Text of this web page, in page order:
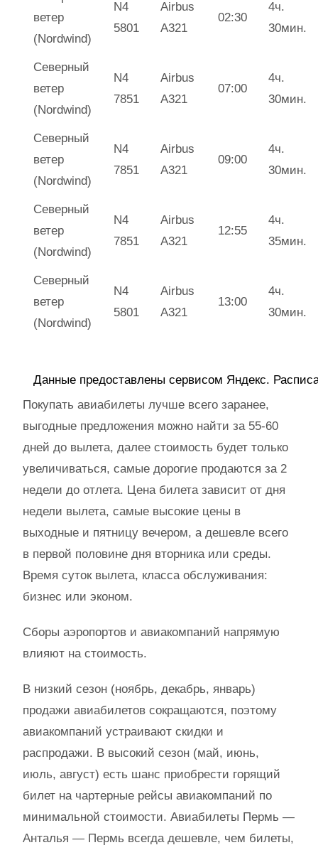
ветер
(Nordwind)
N4
5801
Airbus
А321
02:30
4ч.
30мин.
Северный
ветер
(Nordwind)
N4
7851
Airbus
А321
07:00
4ч.
30мин.
Северный
ветер
(Nordwind)
N4
7851
Airbus
А321
09:00
4ч.
30мин.
Северный
ветер
(Nordwind)
N4
7851
Airbus
А321
12:55
4ч.
35мин.
Северный
ветер
(Nordwind)
N4
5801
Airbus
А321
13:00
4ч.
30мин.
Данные предоставлены сервисом Яндекс.
Покупать авиабилеты лучше всего заранее,
выгодные предложения можно найти за 55-60
дней до вылета, далее стоимость будет только
увеличиваться, самые дорогие продаются за 2
недели до отлета. Цена билета зависит от дня
недели вылета, самые высокие цены в
выходные и пятницу вечером, а дешевле всего
в первой половине дня вторника или среды.
Время суток вылета, класса обслуживания:
бизнес или эконом.
Сборы аэропортов и авиакомпаний напрямую
влияют на стоимость.
В низкий сезон (ноябрь, декабрь, январь)
продажи авиабилетов сокращаются, поэтому
авиакомпаний устраивают скидки и
распродажи. В высокий сезон (май, июнь,
июль, август) есть шанс приобрести горящий
билет на чартерные рейсы авиакомпаний по
минимальной стоимости. Авиабилеты Пермь —
Анталья — Пермь всегда дешевле, чем билеты,